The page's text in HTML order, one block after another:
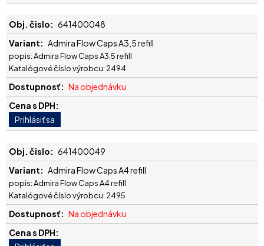
641400048
Admira Flow Caps A3,5 refill
popis: Admira Flow Caps A3,5 refill
Katalógové číslo výrobcu: 2494
Na objednávku
641400049
Admira Flow Caps A4 refill
popis: Admira Flow Caps A4 refill
Katalógové číslo výrobcu: 2495
Na objednávku